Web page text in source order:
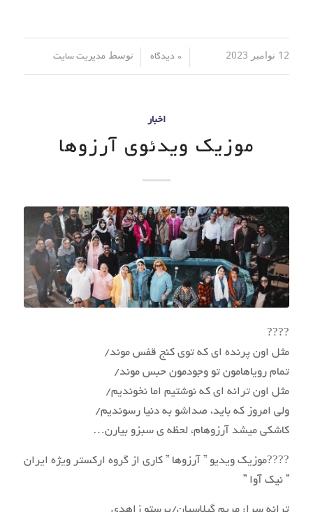
12 نوامبر 2023 / 0 دیدگاه توسطمدیریت سایت
اخبار
موزیک ویدئوی آرزوها
????
مثل اون پرنده‌ ای که توی کنج قفس موند/
تمام رویاهامون تو وجودمون حبس موند/
مثل اون ترانه ای که نوشتیم اما نخوندیم/
ولی امروز که باید، صداشو به دنیا رسوندیم/
کاشکی میشد آرزوهام، لحظه ی سبزو بیارن…
????موزیک ویدیو ” آرزوها ” کاری از گروه ارکستر ویژه ایران
” نیک آوا ”